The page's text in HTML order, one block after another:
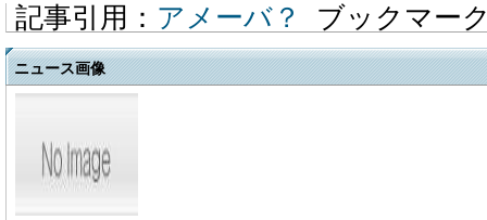
記事引用： アメーバ？ ブックマー
ニュース画像